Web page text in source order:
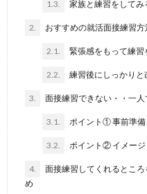
1.3. 家族と練習をしてみ
2. おすすめの就活面接練習
2.1. 緊張感をもって練習
2.2. 練習後にしっかりと
3. 面接練習できない・・一
3.1. ポイント① 事前準備
3.2. ポイント② イメー
4.
面接練習してくれるとこ
め